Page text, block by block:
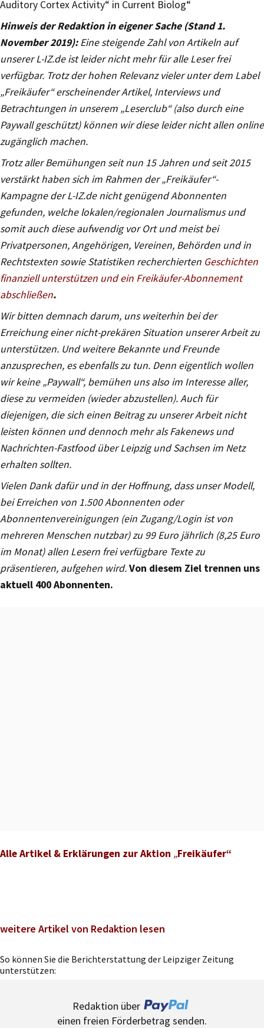
Auditory Cortex Activity“ in Current Biolog“
Hinweis der Redaktion in eigener Sache (Stand 1.
November 2019):Eine steigende Zahl von Artikeln auf
unserer L-IZ.de ist leider nicht mehr für alle Leser frei
verfügbar. Trotz der hohen Relevanz vieler unter dem Label
„Freikäufer“ erscheinender Artikel, Interviews und
Betrachtungen in unserem „Leserclub“ (also durch eine
Paywall geschützt) können wir diese leider nicht allen online
zugänglich machen.
Trotz aller Bemühungen seit nun 15 Jahren und seit 2015
verstärkt haben sich im Rahmen der „Freikäufer“-
Kampagne der L-IZ.de nicht genügend Abonnenten
gefunden, welche lokalen/regionalen Journalismus und
somit auch diese aufwendig vor Ort und meist bei
Privatpersonen, Angehörigen, Vereinen, Behörden und in
Rechtstexten sowie Statistiken recherchierten Geschichten
finanziell unterstützen und ein Freikäufer-Abonnement
abschließen.
Wir bitten demnach darum, uns weiterhin bei der
Erreichung einer nicht-prekären Situation unserer Arbeit zu
unterstützen. Und weitere Bekannte und Freunde
anzusprechen, es ebenfalls zu tun. Denn eigentlich wollen
wir keine „Paywall“, bemühen uns also im Interesse aller,
diese zu vermeiden (wieder abzustellen). Auch für
diejenigen, die sich einen Beitrag zu unserer Arbeit nicht
leisten können und dennoch mehr als Fakenews und
Nachrichten-Fastfood über Leipzig und Sachsen im Netz
erhalten sollten.
Vielen Dank dafür und in der Hoffnung, dass unser Modell,
bei Erreichen von 1.500 Abonnenten oder
Abonnentenvereinigungen (ein Zugang/Login ist von
mehreren Menschen nutzbar) zu 99 Euro jährlich (8,25 Euro
im Monat) allen Lesern frei verfügbare Texte zu
präsentieren, aufgehen wird.Von diesem Ziel trennen uns
aktuell 400 Abonnenten.
Alle Artikel & Erklärungen zur Aktion „Freikäufer“
weitere Artikel von Redaktion lesen
So können Sie die Berichterstattung der Leipziger Zeitung
unterstützen:
Redaktion über
einen freien Förderbetrag senden.